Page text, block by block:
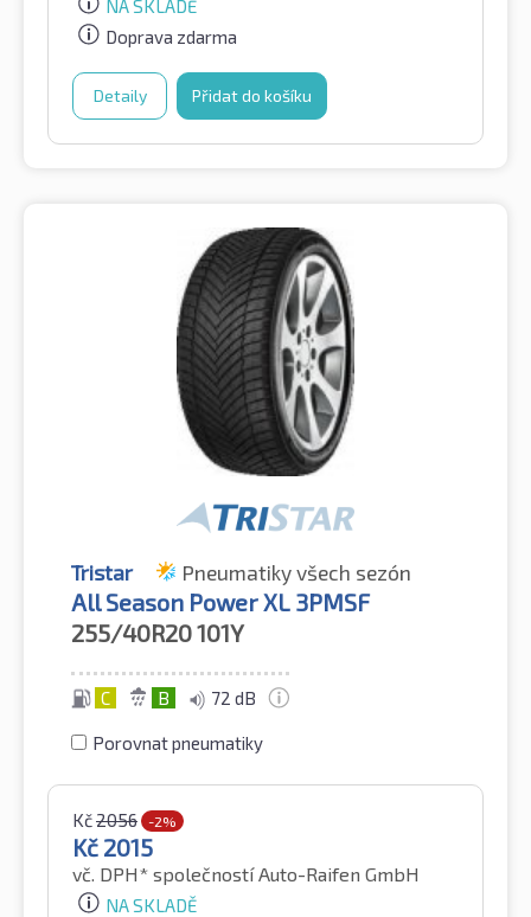
NA SKLADĚ
Doprava zdarma
Detaily Přidat do košíku
Tristar Pneumatiky všech sezón
All Season Power XL 3PMSF
255/40R20101Y
C B 72 dB
Porovnat pneumatiky
Kč2056 -2%
Kč 2015
vč. DPH* společností Auto-Raifen GmbH
NA SKLADĚ